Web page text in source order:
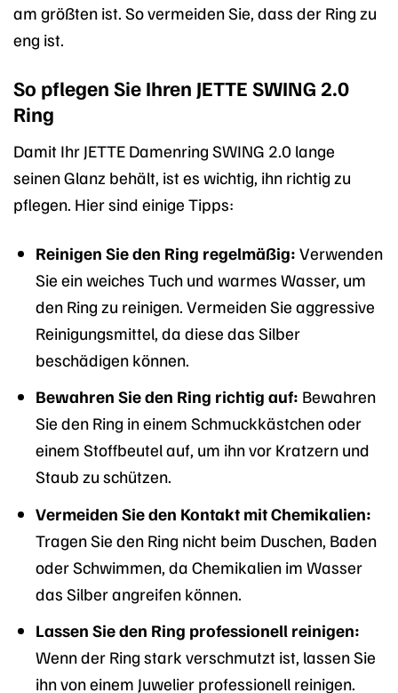
am größten ist. So vermeiden Sie, dass der Ring zu
eng ist.
So pflegen Sie Ihren JETTE SWING 2.0
Ring
Damit Ihr JETTE Damenring SWING 2.0 lange
seinen Glanz behält, ist es wichtig, ihn richtig zu
pflegen. Hier sind einige Tipps:
Reinigen Sie den Ring regelmäßig: Verwenden
Sie ein weiches Tuch und warmes Wasser, um
den Ring zu reinigen. Vermeiden Sie aggressive
Reinigungsmittel, da diese das Silber
beschädigen können.
Bewahren Sie den Ring richtig auf: Bewahren
Sie den Ring in einem Schmuckkästchen oder
einem Stoffbeutel auf, um ihn vor Kratzern und
Staub zu schützen.
Vermeiden Sie den Kontakt mit Chemikalien:
Tragen Sie den Ring nicht beim Duschen, Baden
oder Schwimmen, da Chemikalien im Wasser
das Silber angreifen können.
Lassen Sie den Ring professionell reinigen:
Wenn der Ring stark verschmutzt ist, lassen Sie
ihn von einem Juwelier professionell reinigen.